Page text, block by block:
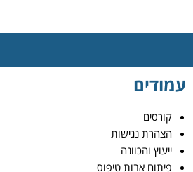
עמודים
קורסים
הצהרת נגישות
ייעוץ והכוונה
פיתוח אבות טיפוס